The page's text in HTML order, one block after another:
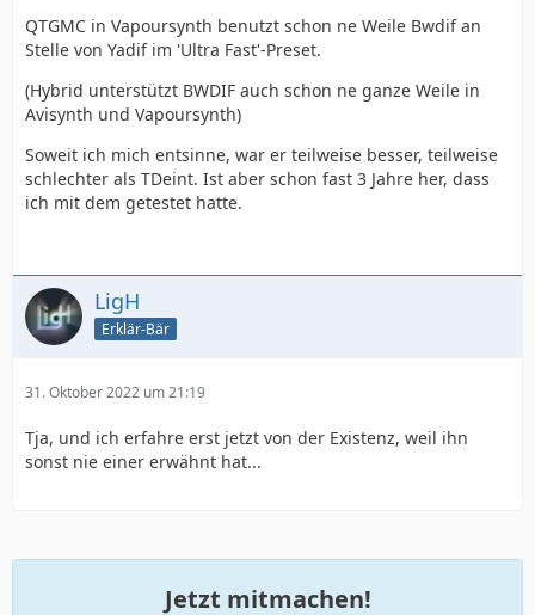
QTGMC in Vapoursynth benutzt schon ne Weile Bwdif an
Stelle von Yadif im 'Ultra Fast'-Preset.
(Hybrid unterstützt BWDIF auch schon ne ganze Weile in
Avisynth und Vapoursynth)
Soweit ich mich entsinne, war er teilweise besser, teilweise
schlechter als TDeint. Ist aber schon fast 3 Jahre her, dass
ich mit dem getestet hatte.
LigH
Erklär-Bär
31. Oktober 2022 um 21:19
Tja, und ich erfahre erst jetzt von der Existenz, weil ihn
sonst nie einer erwähnt hat...
Jetzt mitmachen!